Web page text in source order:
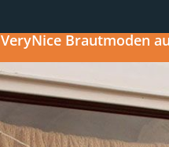
VeryNice Brautmoden